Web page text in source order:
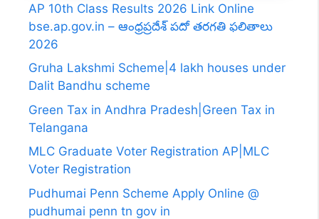
AP 10th Class Results 2026 Link Online
bse.ap.gov.in – ఆంధ్రప్రదేశ్ పదో తరగతి ఫలితాలు
2026
Gruha Lakshmi Scheme|4 lakh houses under
Dalit Bandhu scheme
Green Tax in Andhra Pradesh|Green Tax in
Telangana
MLC Graduate Voter Registration AP|MLC
Voter Registration
Pudhumai Penn Scheme Apply Online @
pudhumai penn tn gov in